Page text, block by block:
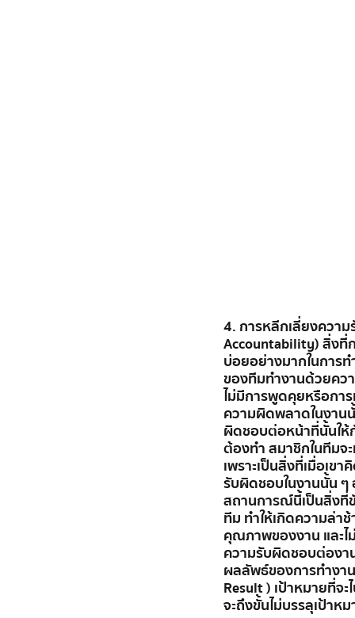
4. การหลีกเลี่ยงควา
Accountability) สิ่งที่
บ่อยอย่างมากในการ
ของทีมทำงานด้วยคว
ไม่มีการพูดคุยหรือกา
ความผิดพลาดในงาน
ผิดชอบต่อหน้าที่นั้นให้
ต้องทำ สมาชิกในทีมจ
เพราะเป็นสิ่งที่เมื่อเข
รับผิดชอบในงานนั้น ๆ
สถานการณ์นี้เป็นสิ่งที่
ทีม ทำให้เกิดความล่า
คุณภาพของงาน และไ
ความรับผิดชอบต่องา
ผลลัพธ์ของการทำงา
Result ) เป้าหมายที่จ
จะถึงขั้นไม่บรรลุเป้าห